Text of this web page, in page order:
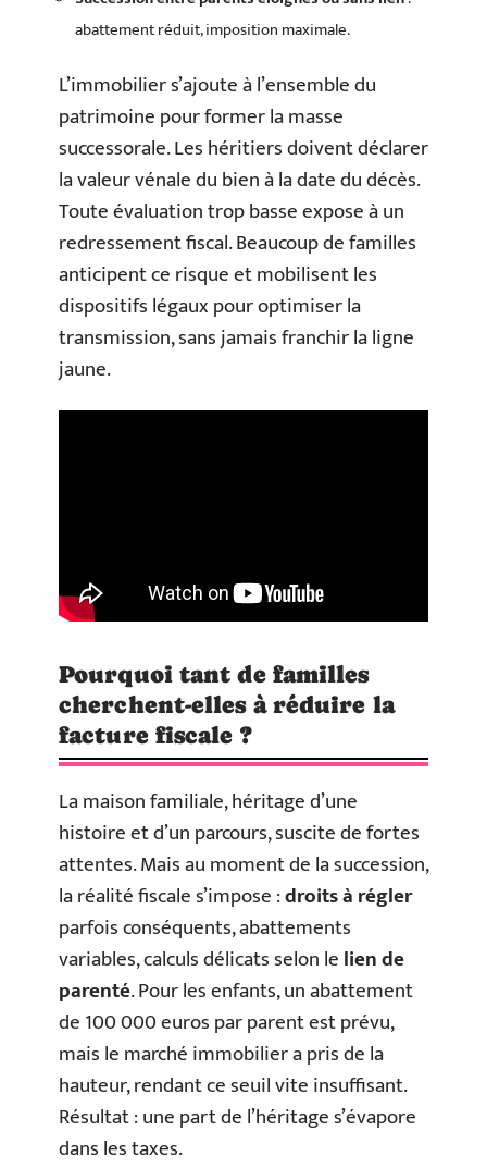
abattement réduit, imposition maximale.
L’immobilier s’ajoute à l’ensemble du
patrimoine pour former la masse
successorale. Les héritiers doivent déclarer
la valeur vénale du bien à la date du décès.
Toute évaluation trop basse expose à un
redressement fiscal. Beaucoup de familles
anticipent ce risque et mobilisent les
dispositifs légaux pour optimiser la
transmission, sans jamais franchir la ligne
jaune.
Pourquoi tant de familles
cherchent-elles à réduire la
facture fiscale ?
La maison familiale, héritage d’une
histoire et d’un parcours, suscite de fortes
attentes. Mais au moment de la succession,
la réalité fiscale s’impose :droits à régler
parfois conséquents, abattements
variables, calculs délicats selon lelien de
parenté. Pour les enfants, un abattement
de 100 000 euros par parent est prévu,
mais le marché immobilier a pris de la
hauteur, rendant ce seuil vite insuffisant.
Résultat : une part de l’héritage s’évapore
dans les taxes.